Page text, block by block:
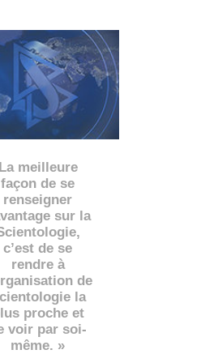
La meilleure
façon de se
renseigner
sur la
c’est de se
rendre à
de
la
proche et
voir par soi-
même. »